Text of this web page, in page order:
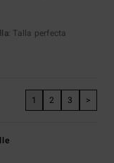
: Talla perfecta
1 2 3 >